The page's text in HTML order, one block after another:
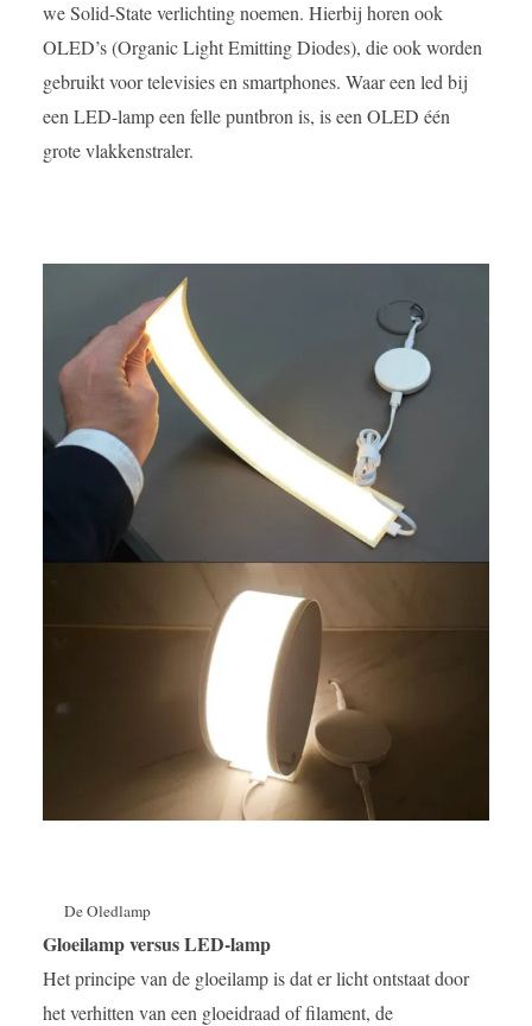
we Solid-State verlichting noemen. Hierbij horen ook
OLED’s (Organic Light Emitting Diodes), die ook worden
gebruikt voor televisies en smartphones. Waar een led bij
een LED-lamp een felle puntbron is, is een OLED één
grote vlakkenstraler.
De Oledlamp
Gloeilamp versus LED-lamp
Het principe van de gloeilamp is dat er licht ontstaat door
het verhitten van een gloeidraad of filament, de